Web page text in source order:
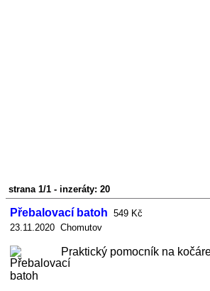
strana 1/1 - inzeráty: 20
Přebalovací batoh 549 Kč
23.11.2020 Chomutov
Praktický pomocník na